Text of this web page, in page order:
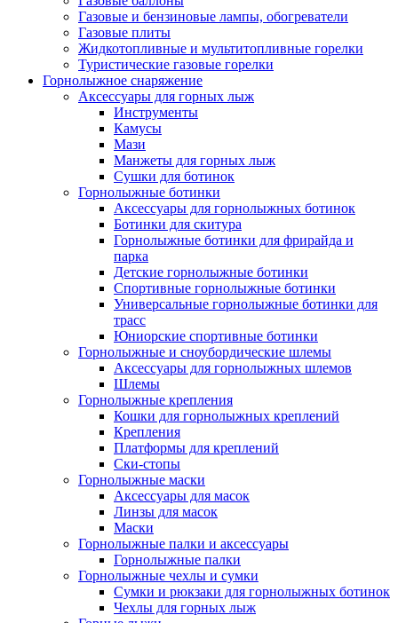
Газовые и бензиновые лампы, обогреватели
Газовые плиты
Жидкотопливные и мультитопливные горелки
Туристические газовые горелки
Горнолыжное снаряжение
Аксессуары для горных лыж
Инструменты
Камусы
Мази
Манжеты для горных лыж
Сушки для ботинок
Горнолыжные ботинки
Аксессуары для горнолыжных ботинок
Ботинки для скитура
Горнолыжные ботинки для фрирайда и
парка
Детские горнолыжные ботинки
Спортивные горнолыжные ботинки
Универсальные горнолыжные ботинки для
трасс
Юниорские спортивные ботинки
Горнолыжные и сноубордические шлемы
Аксессуары для горнолыжных шлемов
Шлемы
Горнолыжные крепления
Кошки для горнолыжных креплений
Крепления
Платформы для креплений
Ски-стопы
Горнолыжные маски
Аксессуары для масок
Линзы для масок
Маски
Горнолыжные палки и аксессуары
Горнолыжные палки
Горнолыжные чехлы и сумки
Сумки и рюкзаки для горнолыжных ботинок
Чехлы для горных лыж